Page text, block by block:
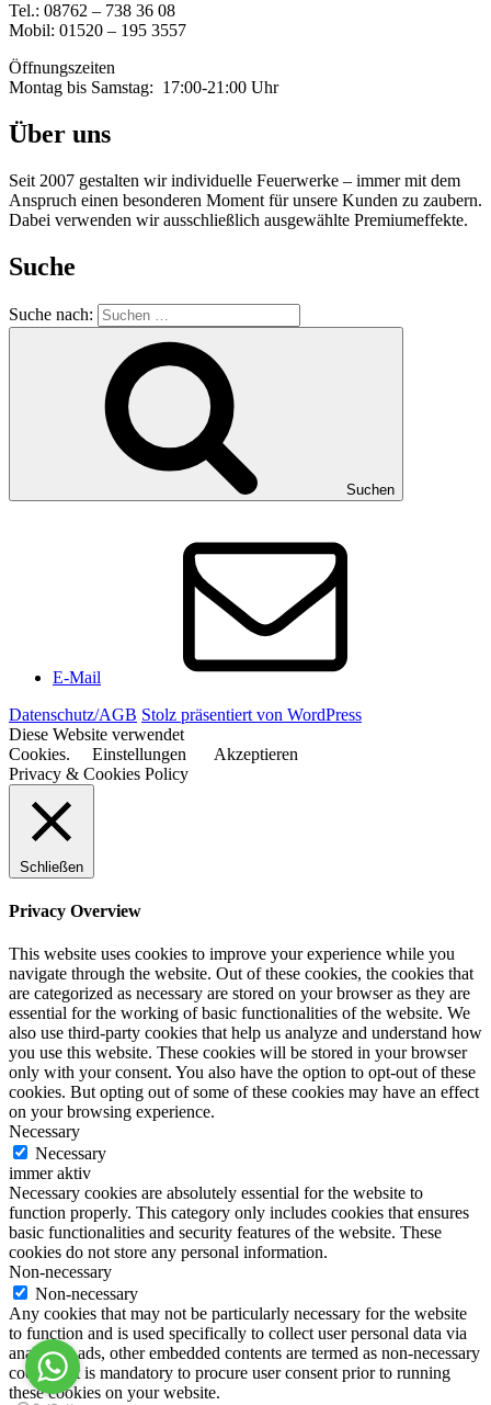
Tel.: 08762 – 738 36 08
Mobil: 01520 – 195 3557
Öffnungszeiten
Montag bis Samstag: 17:00-21:00 Uhr
Über uns
Seit 2007 gestalten wir individuelle Feuerwerke – immer mit dem
Anspruch einen besonderen Moment für unsere Kunden zu zaubern.
Dabei verwenden wir ausschließlich ausgewählte Premiumeffekte.
Suche
Suche nach:
Suchen
E-Mail
Datenschutz/AGB Stolz präsentiert von WordPress
Diese Website verwendet
Cookies.
Einstellungen
Akzeptieren
Privacy & Cookies Policy
Schließen
Privacy Overview
This website uses cookies to improve your experience while you
navigate through the website. Out of these cookies, the cookies that
are categorized as necessary are stored on your browser as they are
essential for the working of basic functionalities of the website. We
also use third-party cookies that help us analyze and understand how
you use this website. These cookies will be stored in your browser
only with your consent. You also have the option to opt-out of these
cookies. But opting out of some of these cookies may have an effect
on your browsing experience.
Necessary
Necessary
immer aktiv
Necessary cookies are absolutely essential for the website to
function properly. This category only includes cookies that ensures
basic functionalities and security features of the website. These
cookies do not store any personal information.
Non-necessary
Non-necessary
Any cookies that may not be particularly necessary for the website
to function and is used specifically to collect user personal data via
analytics, ads, other embedded contents are termed as non-necessary
cookies. It is mandatory to procure user consent prior to running
these cookies on your website.